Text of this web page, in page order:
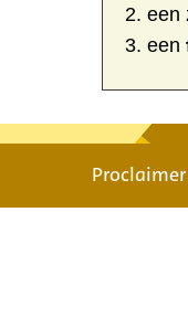
een
een
Proclaimer